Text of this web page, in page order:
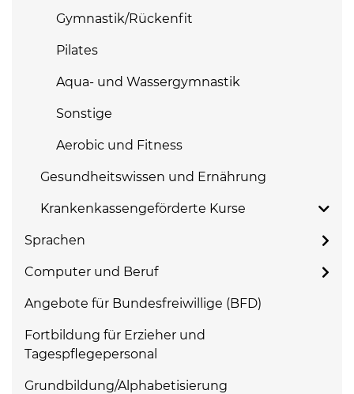
Gymnastik/Rückenfit
Pilates
Aqua- und Wassergymnastik
Sonstige
Aerobic und Fitness
Gesundheitswissen und Ernährung
Krankenkassengeförderte Kurse
Sprachen
Computer und Beruf
Angebote für Bundesfreiwillige (BFD)
Fortbildung für Erzieher und
Tagespflegepersonal
Grundbildung/Alphabetisierung